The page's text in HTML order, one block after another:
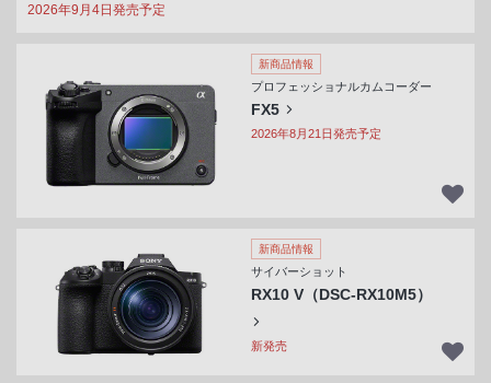
2026年9月4日発売予定
新商品情報
プロフェッショナルカムコーダー
FX5
2026年8月21日発売予定
新商品情報
サイバーショット
RX10 V（DSC-RX10M5）
新発売